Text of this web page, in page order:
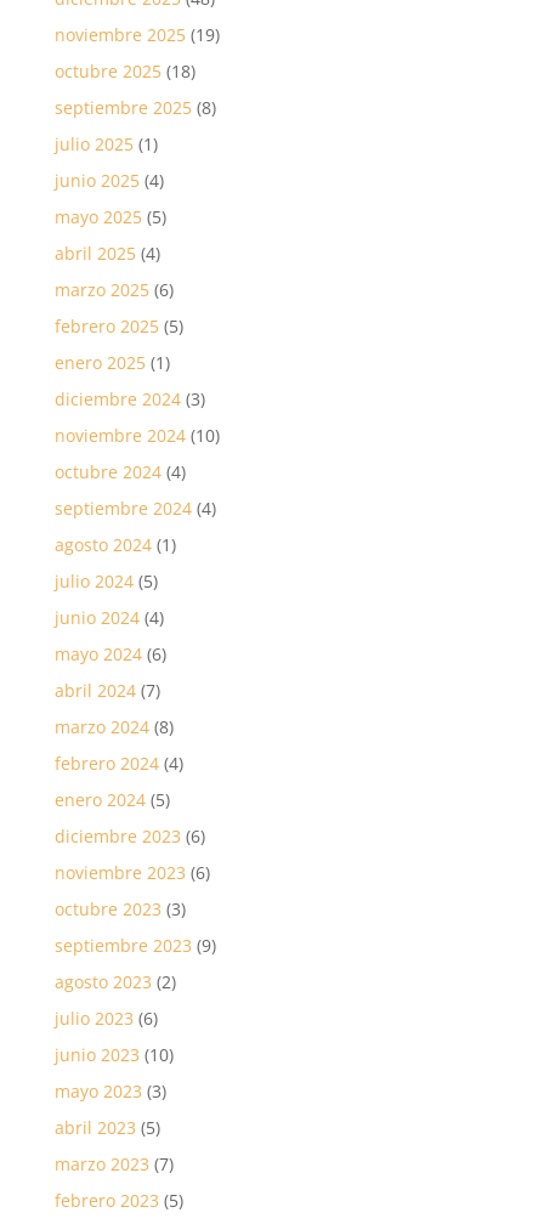
noviembre 2025(19)
octubre 2025(18)
septiembre 2025(8)
julio 2025(1)
junio 2025(4)
mayo 2025(5)
abril 2025(4)
marzo 2025(6)
febrero 2025(5)
enero 2025(1)
diciembre 2024(3)
noviembre 2024(10)
octubre 2024(4)
septiembre 2024(4)
agosto 2024(1)
julio 2024(5)
junio 2024(4)
mayo 2024(6)
abril 2024(7)
marzo 2024(8)
febrero 2024(4)
enero 2024(5)
diciembre 2023 (6)
noviembre 2023 (6)
octubre 2023 (3)
septiembre 2023 (9)
agosto 2023 (2)
julio 2023 (6)
junio 2023 (10)
mayo 2023 (3)
abril 2023 (5)
marzo 2023 (7)
febrero 2023 (5)